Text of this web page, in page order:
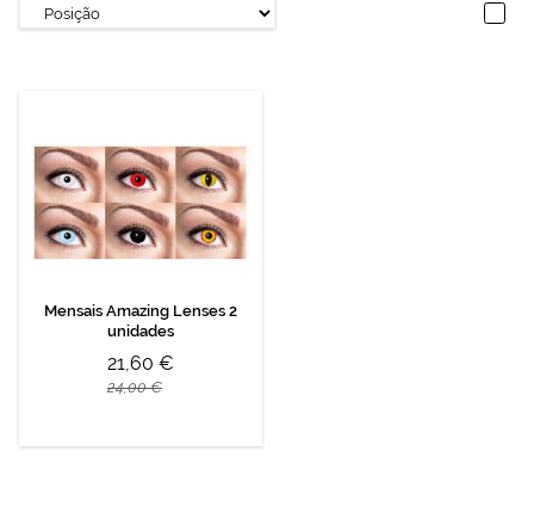
Mensais Amazing Lenses 2
unidades
21,60 €
24,00 €